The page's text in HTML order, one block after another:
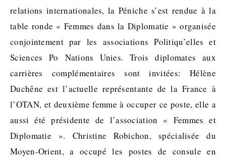
relations internationales, la Péniche s’est rendue à la
table ronde « Femmes dans la Diplomatie » organisée
conjointement par les associations Politiqu’elles et
Sciences Po Nations Unies. Trois diplomates aux
carrières complémentaires sont invitées: Hélène
Duchêne est l’actuelle représentante de la France à
l’OTAN, et deuxième femme à occuper ce poste, elle a
aussi été présidente de l’association « Femmes et
Diplomatie ». Christine Robichon, spécialisée du
Moyen-Orient, a occupé les postes de consule en